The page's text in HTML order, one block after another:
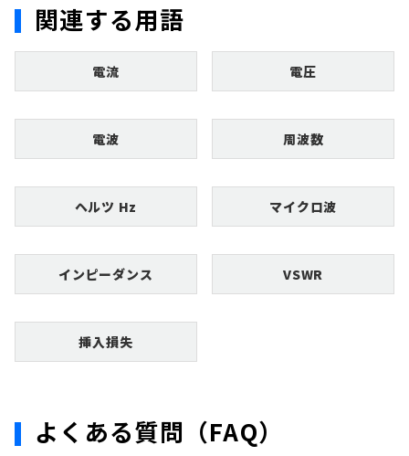
関連する用語
電流 電圧
電波 周波数
ヘルツ Hz マイクロ波
インピーダンス VSWR
挿入損失
よくある質問（FAQ）